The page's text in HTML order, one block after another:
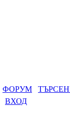
ФОРУМ
ВХОД